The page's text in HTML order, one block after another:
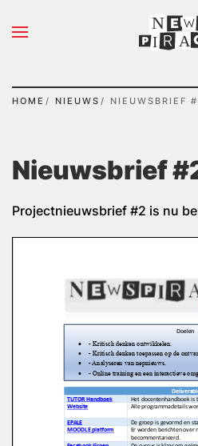
Overslaan en naar de
N
I A
HOME NIEUWS NIEUWSBRIEF
Nieuwsbrief
Projectnieuwsbrief #2 is nu